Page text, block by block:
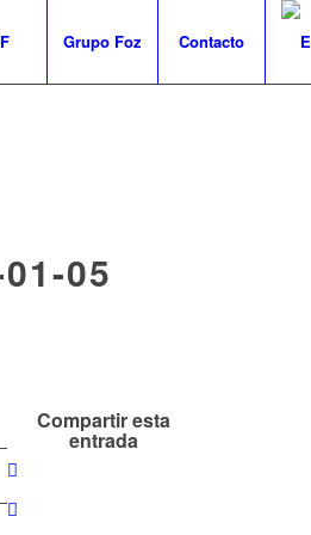
Grupo Foz Contacto
05
Compartir esta
entrada